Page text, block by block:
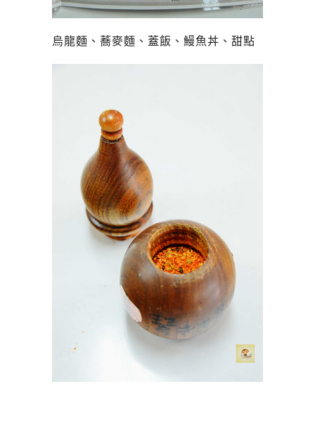
烏龍麵、蕎麥麵、蓋飯、鰻魚丼、甜點